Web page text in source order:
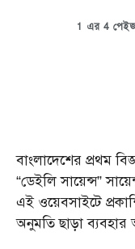
1 এর 4
বাংলাদেশের প্রথম
“ডেইলি সায়েন্স”
এই ওয়েবসাইটে
অনুমতি ছাড়া